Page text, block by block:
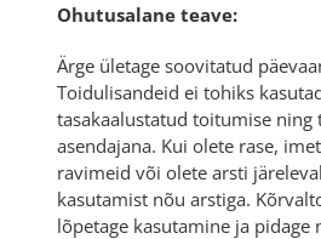
Ohutusalane teave:
Ärge ületage soovitatud
Toidulisandeid ei tohiks
tasakaalustatud toitumise ning
asendajana. Kui olete rase,
ravimeid või olete arsti
kasutamist nõu arstiga.
lõpetage kasutamine ja pidage